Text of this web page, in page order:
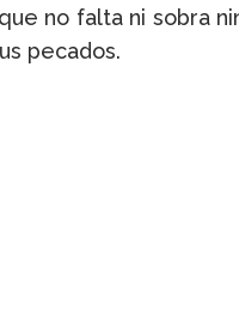
no falta ni sobra
pecados.